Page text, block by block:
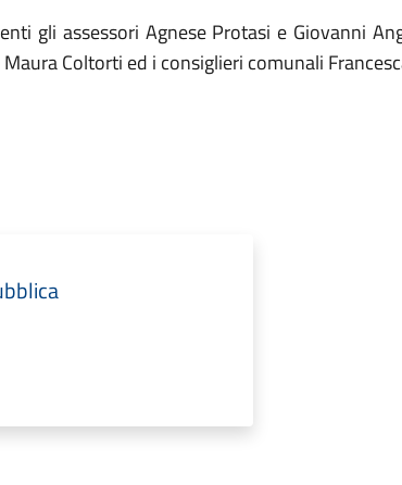
gli assessori Agnese Protasi e Giovanni
Coltorti ed i consiglieri comunali